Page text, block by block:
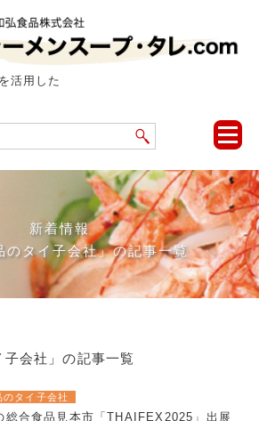
活用した
toggle
新着情報
のタイ子会社」の記事一覧
子会社」の記事一覧
のタイ子会社
合食品見本市「THAIFEX2025」出展